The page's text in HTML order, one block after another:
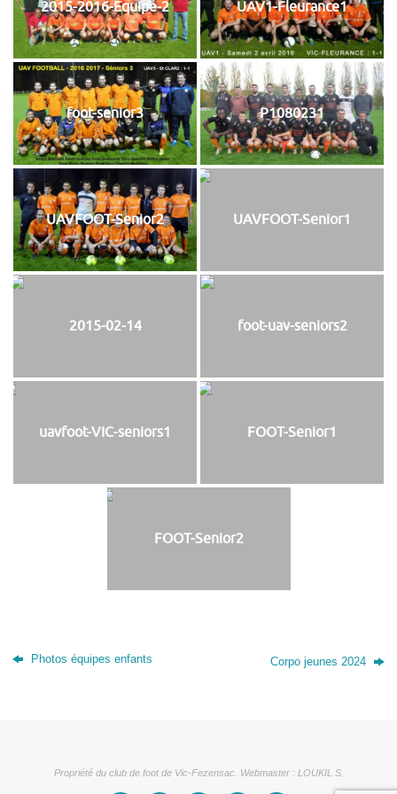
2015-2016-Equipe-2 UAV1-Fleurance1
foot-senior3 P1080231
UAVFOOT-Senior2 UAVFOOT-Senior1
2015-02-14 foot-uav-seniors2
uavfoot-VIC-seniors1 FOOT-Senior1
FOOT-Senior2
Photos équipes enfants Corpo jeunes 2024
Propriété du club de foot de Vic-Fezensac. Webmaster : LOUKIL S.